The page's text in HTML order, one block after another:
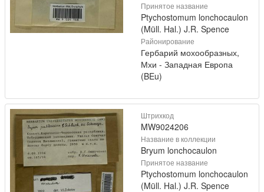
Принятое название
Ptychostomum lonchocaulon
(Müll. Hal.) J.R. Spence
Районирование
Гербарий мохообразных,
Мхи - Западная Европа
(BEu)
Штрихкод
MW9024206
Название в коллекции
Bryum lonchocaulon
Принятое название
Ptychostomum lonchocaulon
(Müll. Hal.) J.R. Spence